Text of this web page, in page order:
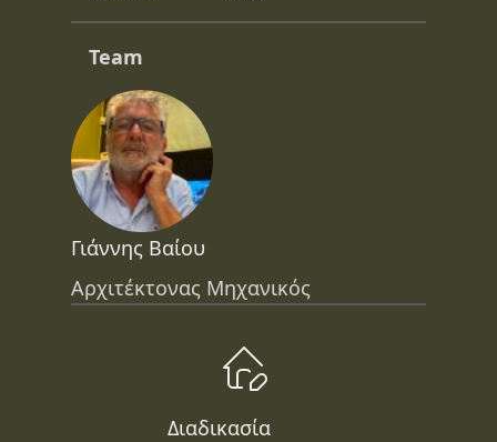
Team
Γιάννης Βαίου
Αρχιτέκτονας Μηχανικός
Διαδικασία